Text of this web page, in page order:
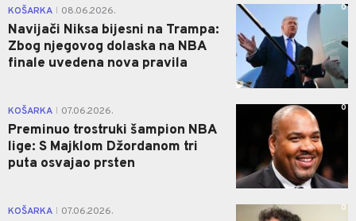
KOŠARKA 08.06.2026.
Navijači Niksa bijesni na Trampa:
Zbog njegovog dolaska na NBA
finale uvedena nova pravila
0
KOŠARKA 07.06.2026.
Preminuo trostruki šampion NBA
lige: S Majklom Džordanom tri
puta osvajao prsten
0
KOŠARKA 07.06.2026. 0